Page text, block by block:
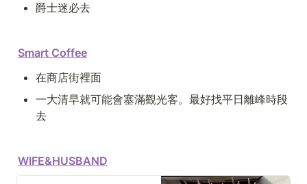
爵士迷必去
Smart Coffee
在商店街裡面
一大清早就可能會塞滿觀光客。最好找平日離峰時段
去
WIFE&HUSBAND